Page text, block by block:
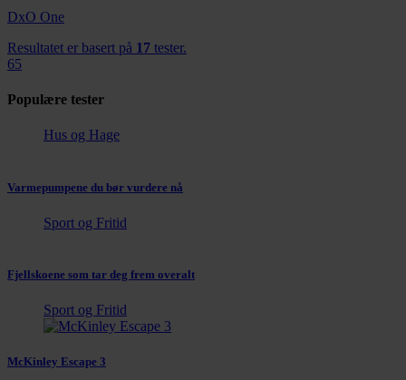
DxO One
Resultatet er basert på 17 tester.
65
Populære tester
Hus og Hage
Varmepumpene du bør vurdere nå
Sport og Fritid
Fjellskoene som tar deg frem overalt
Sport og Fritid
McKinley Escape 3